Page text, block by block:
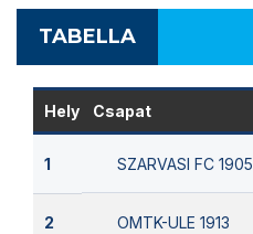
TABELLA
Hely Csapat
1 SZARVASI FC 1905
2 OMTK-ULE 1913